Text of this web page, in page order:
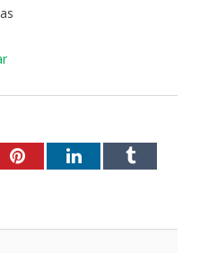
PinterestLinkedInTumblr